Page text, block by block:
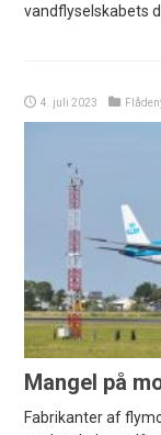
vandflyselskabets
4. juli 2023
Mangel på
Fabrikanter af